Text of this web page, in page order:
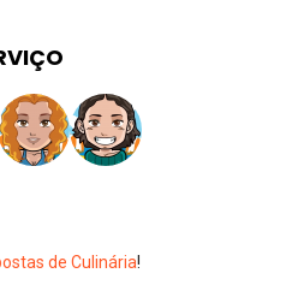
de Culinária!